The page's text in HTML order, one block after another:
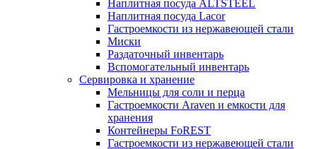
Наплитная посуда ALTSTEEL
Наплитная посуда Lacor
Гастроемкости из нержавеющей стали
Миски
Раздаточный инвентарь
Вспомогательный инвентарь
Сервировка и хранение
Мельницы для соли и перца
Гастроемкости Araven и емкости для
хранения
Контейнеры FoREST
Гастроемкости из нержавеющей стали